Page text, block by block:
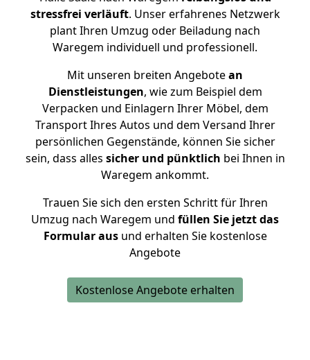
stressfrei verläuft. Unser erfahrenes Netzwerk
plant Ihren Umzug oder Beiladung nach
Waregem individuell und professionell.
Mit unseren breiten Angebotean
Dienstleistungen, wie zum Beispiel dem
Verpacken und Einlagern Ihrer Möbel, dem
Transport Ihres Autos und dem Versand Ihrer
persönlichen Gegenstände, können Sie sicher
sein, dass alles sicher und pünktlich bei Ihnen in
Waregem ankommt.
Trauen Sie sich den ersten Schritt für Ihren
Umzug nach Waregem und füllen Sie jetzt das
Formular ausund erhalten Sie kostenlose
Angebote
Kostenlose Angebote erhalten